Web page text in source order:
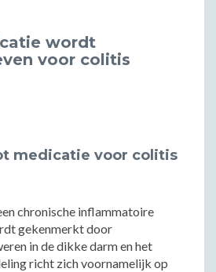
wordt
voor colitis
medicatie voor colitis
chronische inflammatoire
gekenmerkt door
in de dikke darm en het
richt zich voornamelijk op